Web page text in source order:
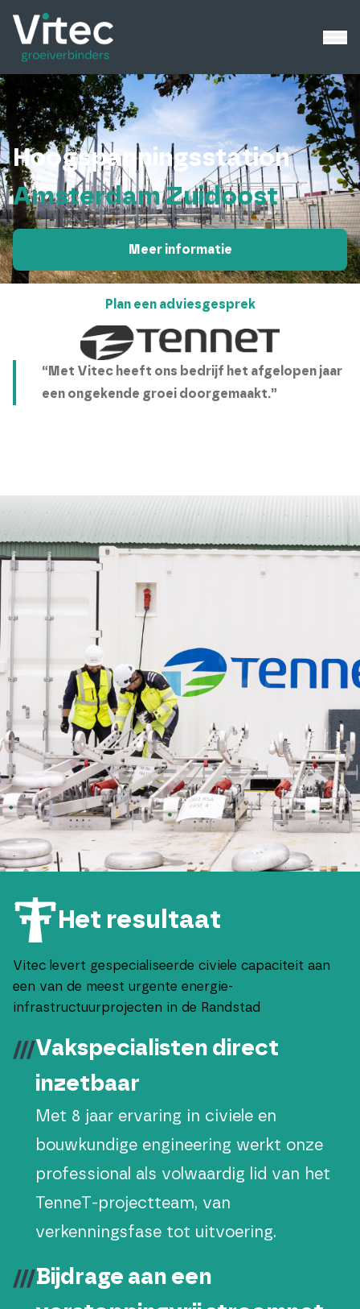
Hoogspanningsstation
Amsterdam Zuidoost
Meer informatie
Plan een adviesgesprek
“Met Vitec heeft ons bedrijf het afgelopen jaar
een ongekende groei doorgemaakt.”
Het resultaat
Vitec levert gespecialiseerde civiele capaciteit aan
een van de meest urgente energie-
infrastructuurprojecten in de Randstad
Vakspecialisten direct
inzetbaar
Met 8 jaar ervaring in civiele en
bouwkundige engineering werkt onze
professional als volwaardig lid van het
TenneT-projectteam, van
verkenningsfase tot uitvoering.
Bijdrage aan een